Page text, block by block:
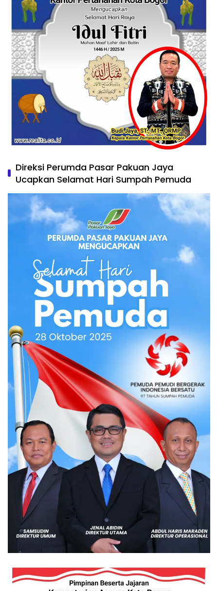
Direksi Perumda Pasar Pakuan Jaya
Ucapkan Selamat Hari Sumpah Pemuda